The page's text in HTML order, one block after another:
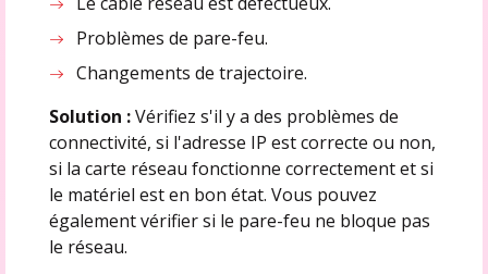
Problèmes de pare-feu.
Changements de trajectoire.
Solution :Vérifiez s'il y a des problèmes de
connectivité, si l'adresse IP est correcte ou non,
si la carte réseau fonctionne correctement et si
le matériel est en bon état. Vous pouvez
également vérifier si le pare-feu ne bloque pas
le réseau.